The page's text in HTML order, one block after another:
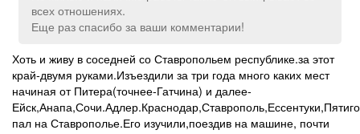
всех отношениях.
Еще раз спасибо за ваши комментарии!
Хоть и живу в соседней со Ставропольем республике.за этот
край-двумя руками.Изъездили за три года много каких мест
начиная от Питера(точнее-Гатчина) и далее-
пал на Ставрополье.Его изучили,поездив на машине, почти